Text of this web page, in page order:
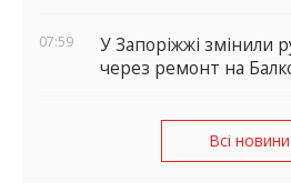
07:59
У Запоріжжі змінили
через ремонт на
Всі новини